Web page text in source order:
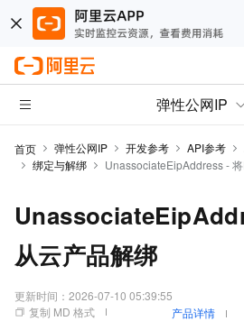
弹性公网IP
首页 弹性公网IP 开发参考 API参考
绑定与解绑
UnassociateEipAddress -
从云产品解绑
更新时间： 2026-07-10 05:39:55
复制 MD 格式
产品详情